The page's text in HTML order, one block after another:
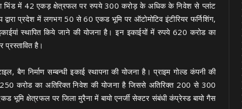
भिंड में 42 एकड़ क्षेत्रफल पर रुपये 300 करोड़ के अधिक के निवेश से प्लांट
प्रदेश में लगभग 50 से 60 एकड भूमि पर ऑटोमोटिव इंटीरियर फर्निशिंग,
स्थापित किये जाने की योजना है। इन इकाईयों में रुपये 620 करोड का
प्रस्तावित है।
निर्माण सम्बन्धी इकाई स्थापना की योजना है। प्राइम गोल्ड कंपनी की
250 करोड का अतिरिक्त निवेश की योजना है जिससे अतिरिक्त 200 से 300
क्षेत्रफल पर जिला मुरैना में बायो एनर्जी सेक्टर संबंधी कंप्रेस्ड बायो गैस